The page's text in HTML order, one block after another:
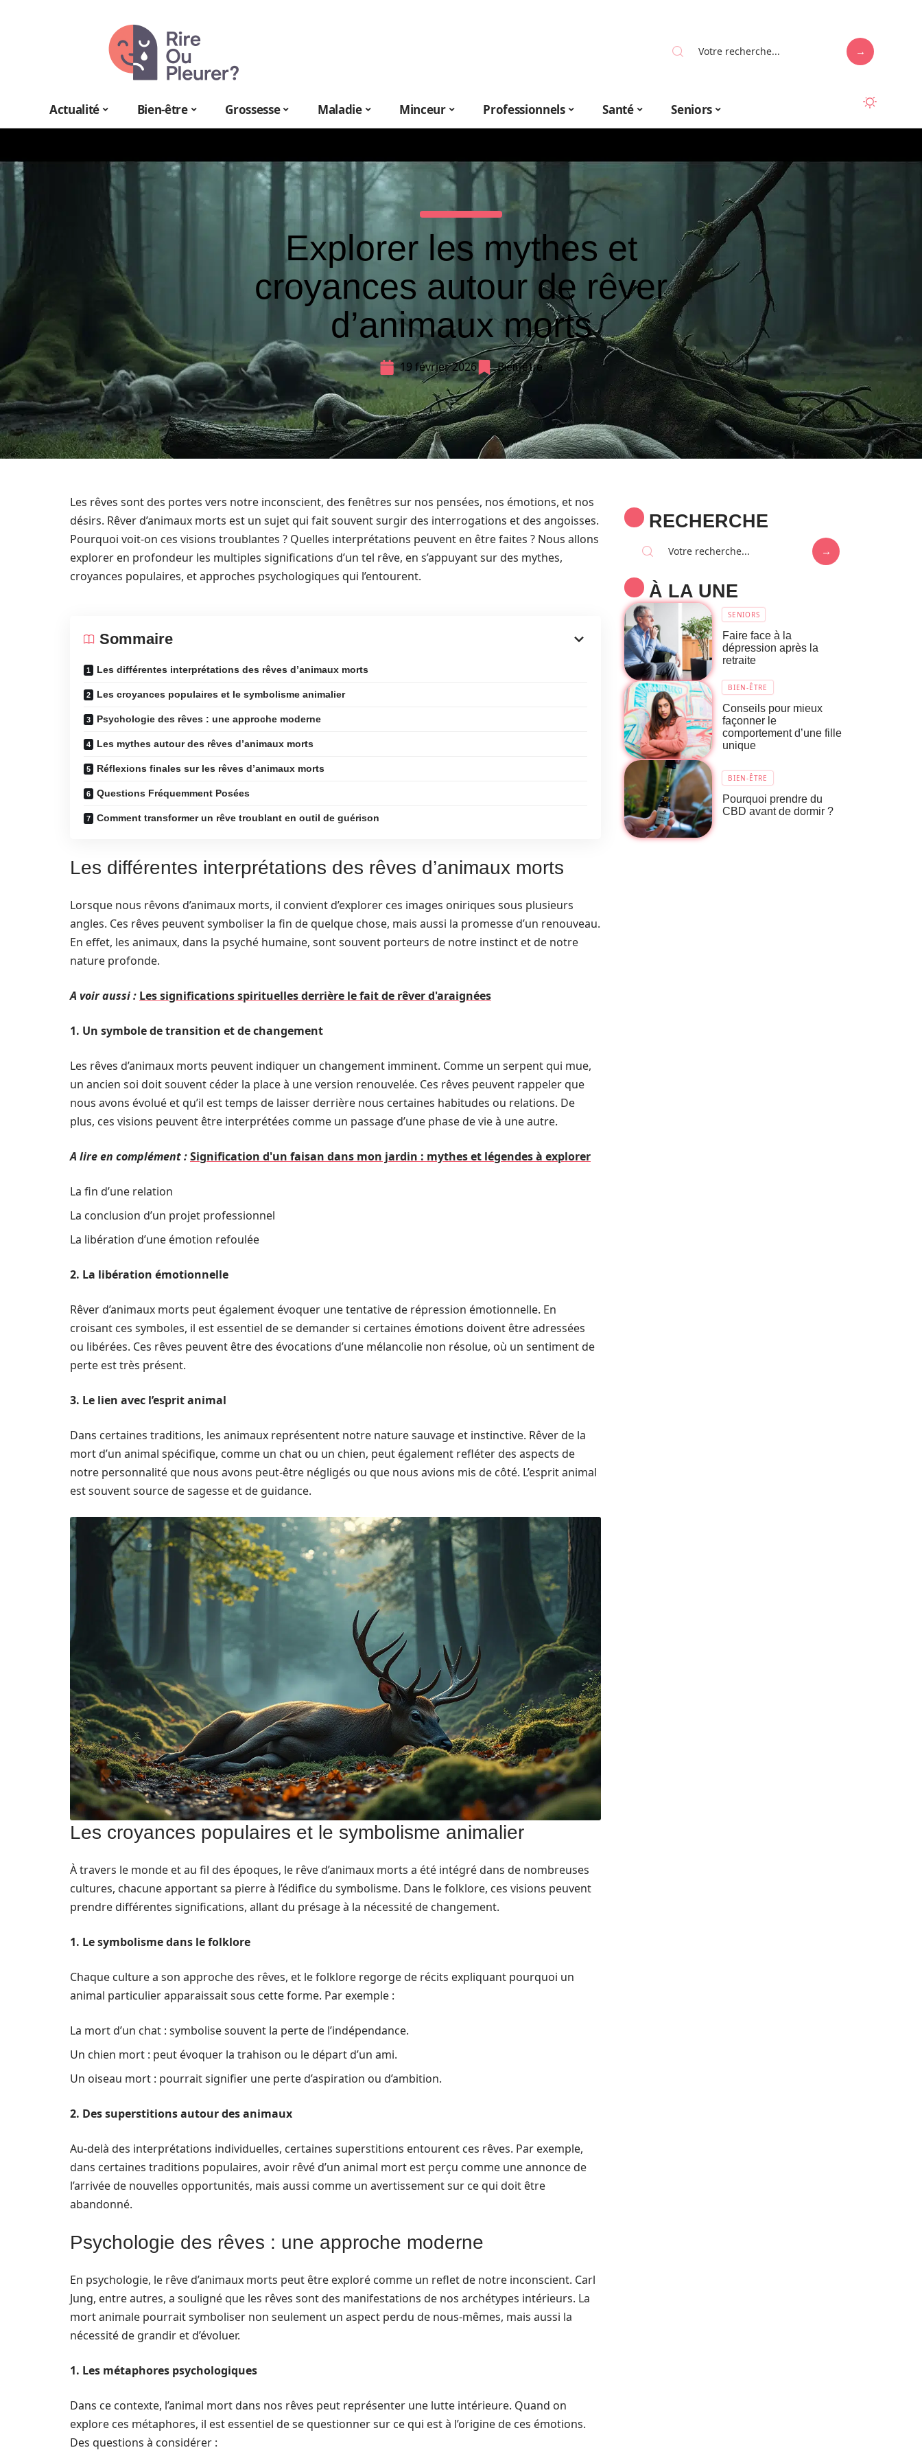
Actualité Bien-être Grossesse Maladie Minceur Professionnels Santé Seniors
Explorer les mythes et
croyances autour de rêver
d’animaux morts
19 février 2026 Bien-être
Les rêves sont des portes vers notre inconscient, des fenêtres sur nos pensées, nos émotions, et nos
désirs. Rêver d’animaux morts est un sujet qui fait souvent surgir des interrogations et des angoisses.
Pourquoi voit-on ces visions troublantes ? Quelles interprétations peuvent en être faites ? Nous allons
explorer en profondeur les multiples significations d’un tel rêve, en s’appuyant sur des mythes,
croyances populaires, et approches psychologiques qui l’entourent.
Sommaire
Les différentes interprétations des rêves d’animaux morts
Les croyances populaires et le symbolisme animalier
Psychologie des rêves : une approche moderne
Les mythes autour des rêves d’animaux morts
Réflexions finales sur les rêves d’animaux morts
Questions Fréquemment Posées
Comment transformer un rêve troublant en outil de guérison
Les différentes interprétations des rêves d’animaux morts
Lorsque nous rêvons d’animaux morts, il convient d’explorer ces images oniriques sous plusieurs
angles. Ces rêves peuvent symboliser la fin de quelque chose, mais aussi la promesse d’un renouveau.
En effet, les animaux, dans la psyché humaine, sont souvent porteurs de notre instinct et de notre
nature profonde.
A voir aussi : Les significations spirituelles derrière le fait de rêver d'araignées
1. Un symbole de transition et de changement
Les rêves d’animaux morts peuvent indiquer un changement imminent. Comme un serpent qui mue,
un ancien soi doit souvent céder la place à une version renouvelée. Ces rêves peuvent rappeler que
nous avons évolué et qu’il est temps de laisser derrière nous certaines habitudes ou relations. De
plus, ces visions peuvent être interprétées comme un passage d’une phase de vie à une autre.
A lire en complément :Signification d'un faisan dans mon jardin : mythes et légendes à explorer
La fin d’une relation
La conclusion d’un projet professionnel
La libération d’une émotion refoulée
2. La libération émotionnelle
Rêver d’animaux morts peut également évoquer une tentative de répression émotionnelle. En
croisant ces symboles, il est essentiel de se demander si certaines émotions doivent être adressées
ou libérées. Ces rêves peuvent être des évocations d’une mélancolie non résolue, où un sentiment de
perte est très présent.
3. Le lien avec l’esprit animal
Dans certaines traditions, les animaux représentent notre nature sauvage et instinctive. Rêver de la
mort d’un animal spécifique, comme un chat ou un chien, peut également refléter des aspects de
notre personnalité que nous avons peut-être négligés ou que nous avions mis de côté. L’esprit animal
est souvent source de sagesse et de guidance.
Les croyances populaires et le symbolisme animalier
À travers le monde et au fil des époques, le rêve d’animaux morts a été intégré dans de nombreuses
cultures, chacune apportant sa pierre à l’édifice du symbolisme. Dans le folklore, ces visions peuvent
prendre différentes significations, allant du présage à la nécessité de changement.
1. Le symbolisme dans le folklore
Chaque culture a son approche des rêves, et le folklore regorge de récits expliquant pourquoi un
animal particulier apparaissait sous cette forme. Par exemple :
La mort d’un chat : symbolise souvent la perte de l’indépendance.
Un chien mort : peut évoquer la trahison ou le départ d’un ami.
Un oiseau mort : pourrait signifier une perte d’aspiration ou d’ambition.
2. Des superstitions autour des animaux
Au-delà des interprétations individuelles, certaines superstitions entourent ces rêves. Par exemple,
dans certaines traditions populaires, avoir rêvé d’un animal mort est perçu comme une annonce de
l’arrivée de nouvelles opportunités, mais aussi comme un avertissement sur ce qui doit être
abandonné.
Psychologie des rêves : une approche moderne
En psychologie, le rêve d’animaux morts peut être exploré comme un reflet de notre inconscient. Carl
Jung, entre autres, a souligné que les rêves sont des manifestations de nos archétypes intérieurs. La
mort animale pourrait symboliser non seulement un aspect perdu de nous-mêmes, mais aussi la
nécessité de grandir et d’évoluer.
1. Les métaphores psychologiques
Dans ce contexte, l’animal mort dans nos rêves peut représenter une lutte intérieure. Quand on
explore ces métaphores, il est essentiel de se questionner sur ce qui est à l’origine de ces émotions.
Des questions à considérer :
RECHERCHE
À LA UNE
SENIORS
Faire face à la
dépression après la
retraite
BIEN-ÊTRE
Conseils pour mieux
façonner le
comportement d’une fille
unique
BIEN-ÊTRE
Pourquoi prendre du
CBD avant de dormir ?